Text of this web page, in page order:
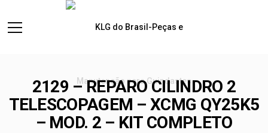
2129 – REPARO CILINDRO 2
TELESCOPAGEM – XCMG QY25K5
– MOD. 2 – KIT COMPLETO